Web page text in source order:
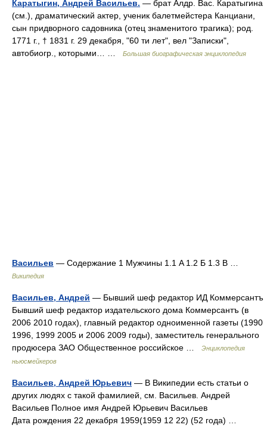
Каратыгин, Андрей Васильев. — брат Алдр. Вас. Каратыгина
(см.), драматический актер, ученик балетмейстера Канциани,
сын придворного садовника (отец знаменитого трагика); род.
1771 г., † 1831 г. 29 декабря, "60 ти лет", вел "Записки",
автобиогр., которыми… …
Большая биографическая энциклопедия
Васильев — Содержание 1 Мужчины 1.1 A 1.2 Б 1.3 В …
Википедия
Васильев, Андрей — Бывший шеф редактор ИД Коммерсантъ
Бывший шеф редактор издательского дома Коммерсантъ (в
2006 2010 годах), главный редактор одноименной газеты (1990
1996, 1999 2005 и 2006 2009 годы), заместитель генерального
продюсера ЗАО Общественное российское …
Энциклопедия
ньюсмейкеров
Васильев, Андрей Юрьевич — В Википедии есть статьи о
других людях с такой фамилией, см. Васильев. Андрей
Васильев Полное имя Андрей Юрьевич Васильев
Дата рождения 22 декабря 1959(1959 12 22) (52 года) …